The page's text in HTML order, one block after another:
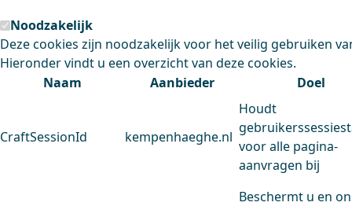
Noodzakelijk
Deze cookies zijn noodzakelijk voor het veilig gebruiken
Hieronder vindt u een overzicht van deze cookies.
Naam
Aanbieder Doel
CraftSessionId kempenhaeghe.nl
Houdt
voor alle pagina-
aanvragen bij
Beschermt u en